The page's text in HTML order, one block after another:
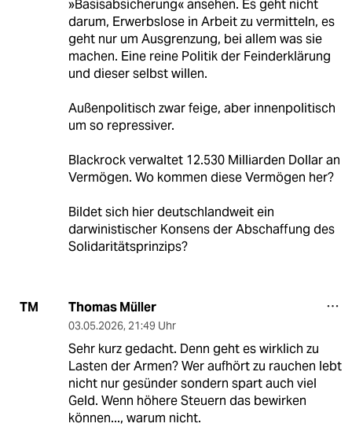
»Basisabsicherung« ansehen. Es geht nicht
darum, Erwerbslose in Arbeit zu vermitteln, es
geht nur um Ausgrenzung, bei allem was sie
machen. Eine reine Politik der Feinderklärung
und dieser selbst willen.
Außenpolitisch zwar feige, aber innenpolitisch
um so repressiver.
Blackrock verwaltet 12.530 Milliarden Dollar an
Vermögen. Wo kommen diese Vermögen her?
Bildet sich hier deutschlandweit ein
darwinistischer Konsens der Abschaffung des
Solidaritätsprinzips?
TM Thomas Müller
03.05.2026, 21:49 Uhr
Sehr kurz gedacht. Denn geht es wirklich zu
Lasten der Armen? Wer aufhört zu rauchen lebt
nicht nur gesünder sondern spart auch viel
Geld. Wenn höhere Steuern das bewirken
können..., warum nicht.